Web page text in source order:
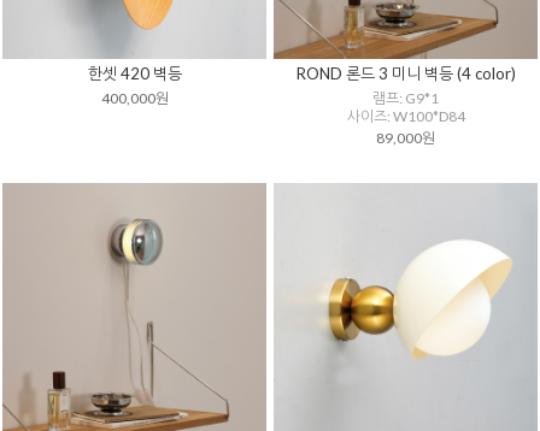
한셋 420 벽등
400,000원
ROND 론드 3 미니 벽등 (4 color)
램프: G9*1
사이즈: W100*D84
89,000원